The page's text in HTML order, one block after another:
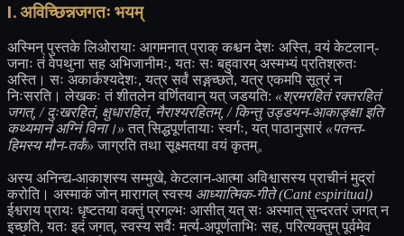
I. अविच्छिन्नजगतः भयम्
अस्मिन् पुस्तके लिओरायाः आगमनात् प्राक् कश्चन देशः अस्ति, वयं केटलान्-
जनाः तं वेपथुना सह अभिजानीमः, यतः सः बहुवारम् अस्मभ्यं प्रतिश्रुतः
अस्ति। सः अकार्कश्यदेशः, यत्र सर्वं सङ्गच्छते, यत्र एकमपि सूत्रं न
निःसरति। लेखकः तं शीतलेन वर्णितवान् यत् जडयति: «श्रमरहितं रक्तरहितं
जगत्, / दुःखरहितं, क्षुधारहितं, नैराश्यरहितम्, / किन्तु उड्डयन-आकाङ्क्षा इति
कथ्यमानं अग्निं विना।» तत् सिद्धपूर्णतायाः स्वर्गः, यत् पाठानुसारं «पतन्त-
हिमस्य मौन-तर्कं» जाग्रति तथा सूक्ष्मतया वयं कृतम्。
अस्य अनिन्द्य-आकाशस्य सम्मुखे, केटलान-आत्मा अविश्वासस्य प्राचीनं मुद्रां
करोति। अस्माकं जोन् मारागल् स्वस्य आध्यात्मिक-गीते (Cant espiritual)
ईश्वराय प्रायः धृष्टतया वक्तुं प्रगल्भः आसीत् यत् सः अस्मात् सुन्दरतरं जगत् न
इच्छति, यतः इदं जगत्, स्वस्य सर्वैः मर्त्य-अपूर्णताभिः सह, परित्यक्तुम् पूर्वमेव